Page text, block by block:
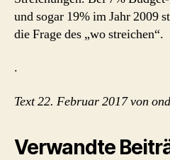
und sogar 19% im Jahr 2009
die Frage des „wo streichen“.
.
Text 22. Februar 2017 von
Verwandte